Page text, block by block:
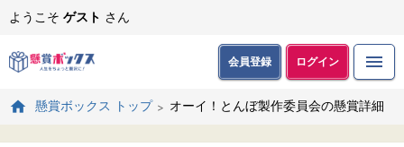
ようこそ ゲスト さん
会員登録 ログイン
懸賞ボックス トップ オーイ！とんぼ製作委員会の懸賞詳細